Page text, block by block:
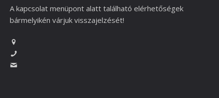
A kapcsolat menüpont alatt található elérhetőségek
bármelyikén várjuk visszajelzését!